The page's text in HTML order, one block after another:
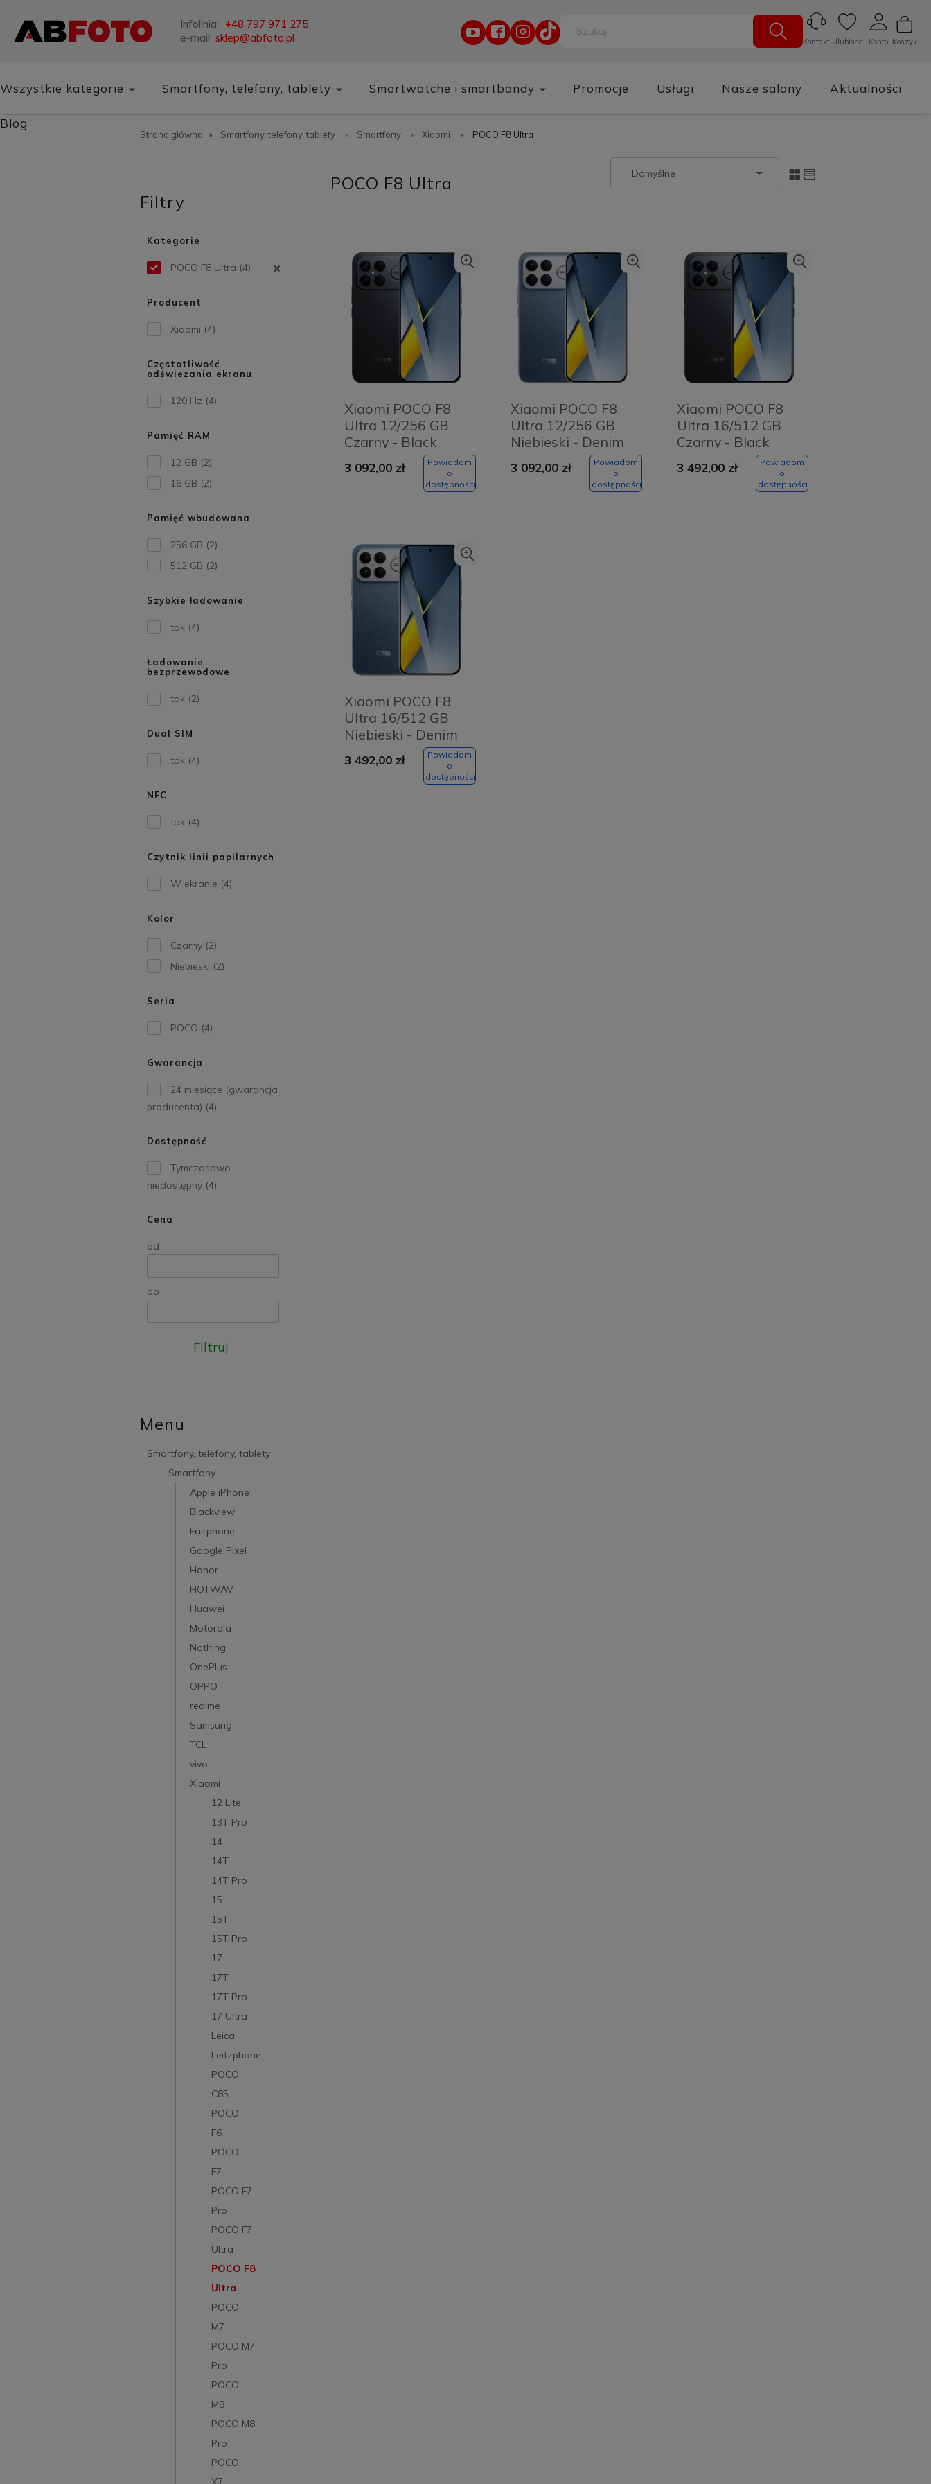
Infolinia: +48 797 971 275
e-mail: sklep@abfoto.pl Koszyk
Konto
Ulubione
Kontakt
Wszystkie kategorie Smartfony, telefony, tablety Smartwatche i smartbandy Promocje Usługi Nasze salony Aktualności
Blog
Strona główna: » Smartfony, telefony, tablety » Smartfony » Xiaomi » POCO F8 Ultra
Filtry
Kategorie
POCO F8 Ultra (4)
Producent
Xiaomi (4)
Częstotliwość
odświeżania ekranu
120 Hz (4)
Pamięć RAM
12 GB (2)
16 GB (2)
Pamięć wbudowana
256 GB (2)
512 GB (2)
Szybkie ładowanie
tak (4)
Ładowanie
bezprzewodowe
tak (2)
Dual SIM
tak (4)
NFC
tak (4)
Czytnik linii papilarnych
W ekranie (4)
Kolor
Czarny (2)
Niebieski (2)
Seria
POCO (4)
Gwarancja
24 miesiące (gwarancja
producenta) (4)
Dostępność
Tymczasowo
niedostępny (4)
Cena
od
do
Filtruj
Menu
Smartfony, telefony, tablety
Smartfony
Apple iPhone
Blackview
Fairphone
Google Pixel
Honor
HOTWAV
Huawei
Motorola
Nothing
OnePlus
OPPO
realme
Samsung
TCL
vivo
Xiaomi
12 Lite
13T Pro
14
14T
14T Pro
15
15T
15T Pro
17
17T
17T Pro
17 Ultra
Leica
Leitzphone
POCO
C85
POCO
F6
POCO
F7
POCO F7
Pro
POCO F7
Ultra
POCO F8
Ultra
POCO
M7
POCO M7
Pro
POCO
M8
POCO M8
Pro
POCO
POCO F8 Ultra
Xiaomi POCO F8
Ultra 12/256 GB
Czarny - Black
3 092,00 zł
Powiadom
o
dostępności
Xiaomi POCO F8
Ultra 12/256 GB
Niebieski - Denim
3 092,00 zł
Powiadom
o
dostępności
Xiaomi POCO F8
Ultra 16/512 GB
Czarny - Black
3 492,00 zł
Powiadom
o
dostępności
Xiaomi POCO F8
Ultra 16/512 GB
Niebieski - Denim
3 492,00 zł
Powiadom
o
dostępności